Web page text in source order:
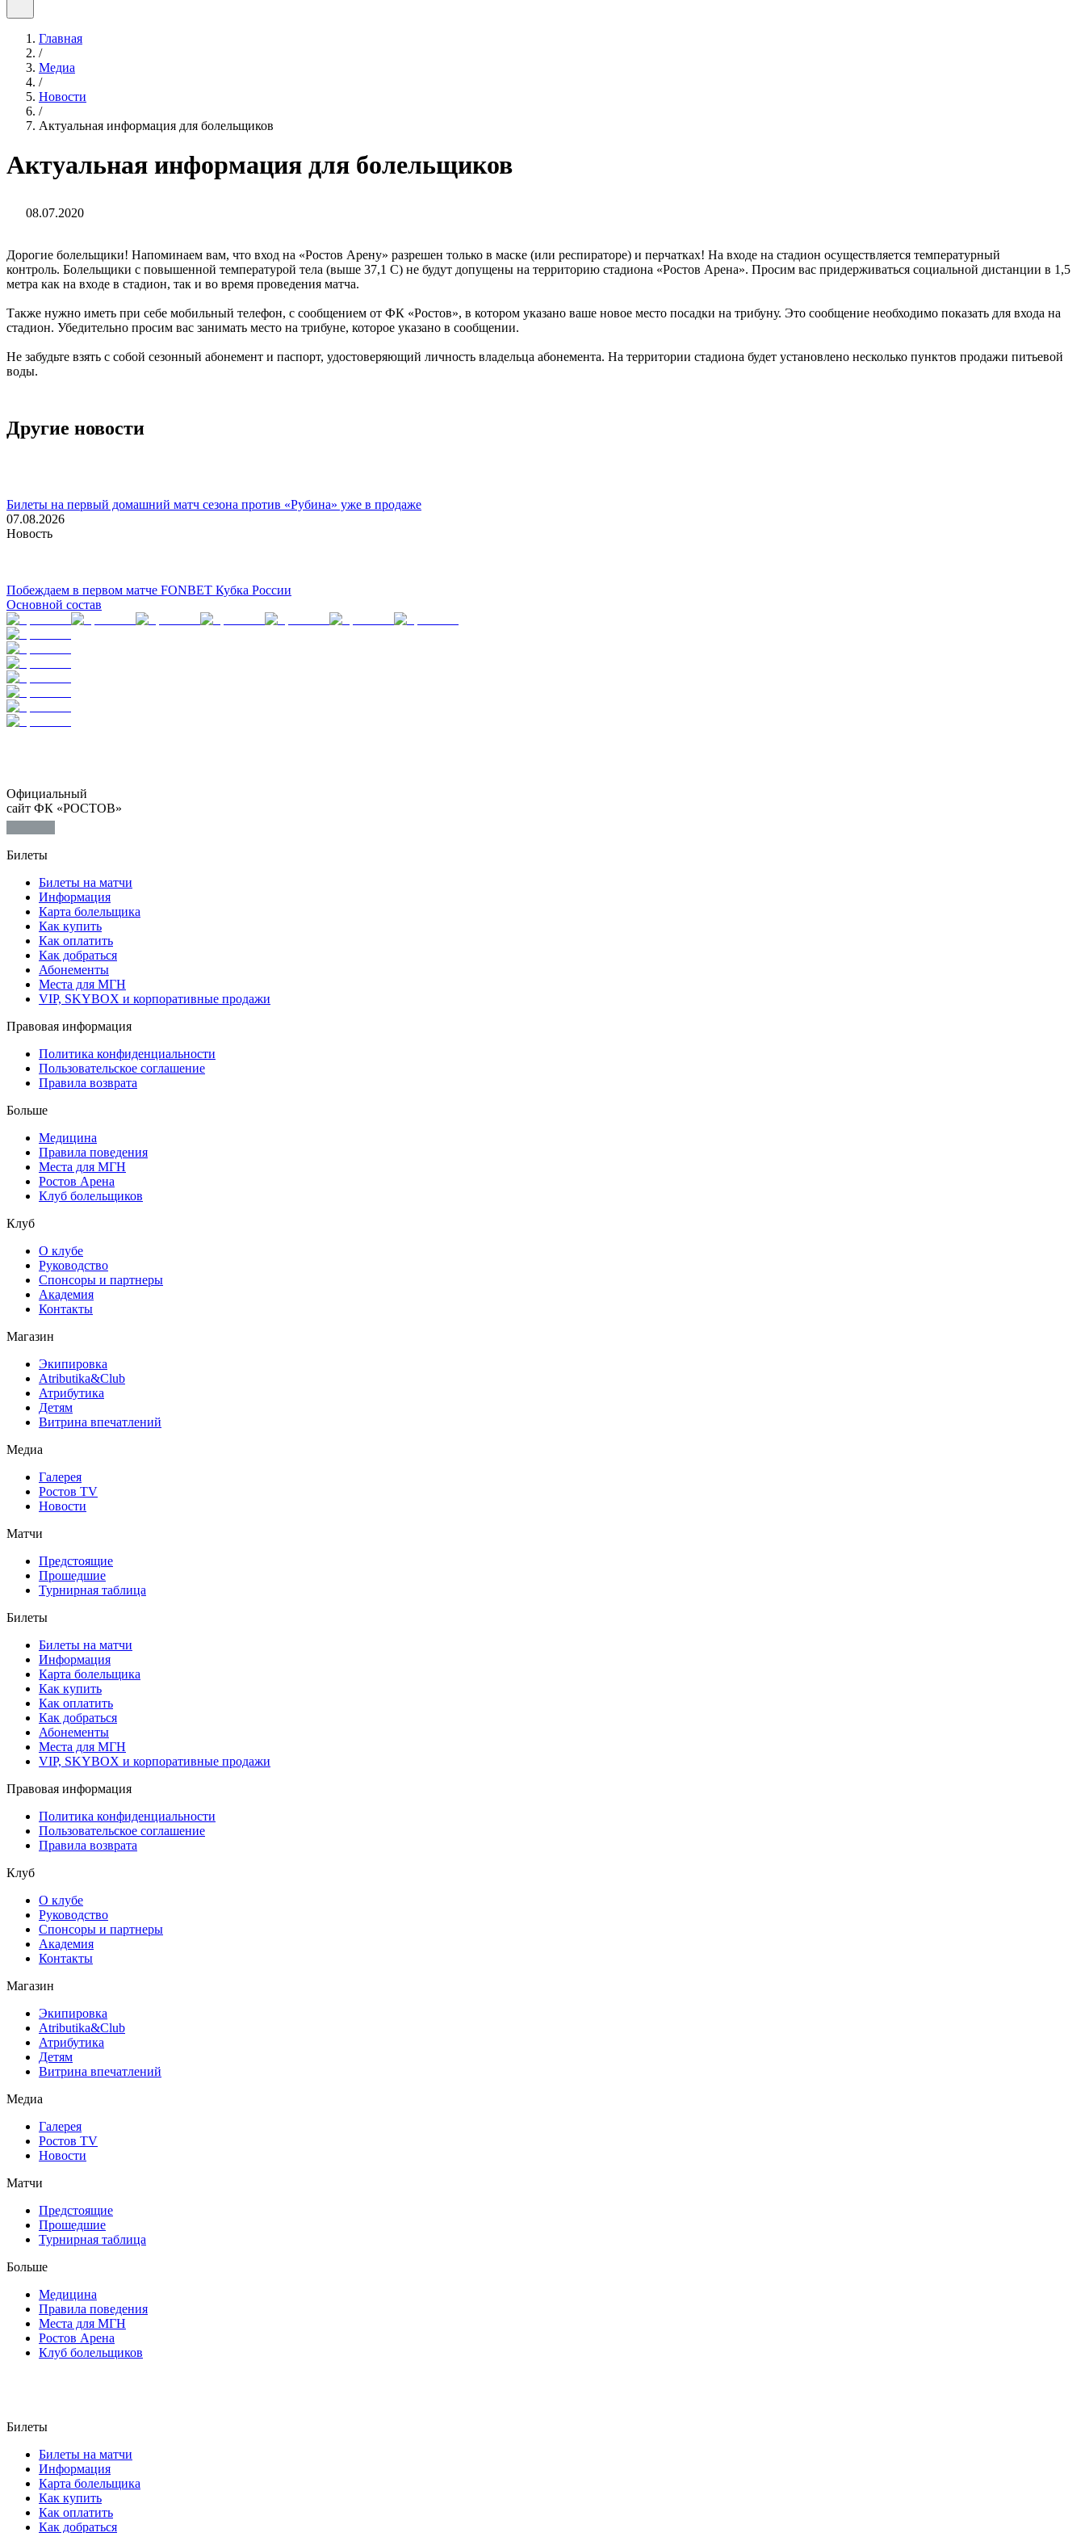
Главная
/
Медиа
/
Новости
/
Актуальная информация для болельщиков
Актуальная информация для болельщиков
08.07.2020
Дорогие болельщики! Напоминаем вам, что вход на «Ростов Арену» разрешен только в маске (или респираторе) и перчатках! На входе на стадион осуществляется температурный
контроль. Болельщики с повышенной температурой тела (выше 37,1 С) не будут допущены на территорию стадиона «Ростов Арена». Просим вас придерживаться социальной дистанции в 1,5
метра как на входе в стадион, так и во время проведения матча.
Также нужно иметь при себе мобильный телефон, с сообщением от ФК «Ростов», в котором указано ваше новое место посадки на трибуну. Это сообщение необходимо показать для входа на
стадион. Убедительно просим вас занимать место на трибуне, которое указано в сообщении.
Не забудьте взять с собой сезонный абонемент и паспорт, удостоверяющий личность владельца абонемента. На территории стадиона будет установлено несколько пунктов продажи питьевой
воды.
Другие новости
Билеты на первый домашний матч сезона против «Рубина» уже в продаже
07.08.2026
Новость
Побеждаем в первом матче FONBET Кубка России
Основной состав
Официальный
сайт ФК «РОСТОВ»
Билеты
Билеты на матчи
Информация
Карта болельщика
Как купить
Как оплатить
Как добраться
Абонементы
Места для МГН
VIP, SKYBOX и корпоративные продажи
Правовая информация
Политика конфиденциальности
Пользовательское соглашение
Правила возврата
Больше
Медицина
Правила поведения
Места для МГН
Ростов Арена
Клуб болельщиков
Клуб
О клубе
Руководство
Спонсоры и партнеры
Академия
Контакты
Магазин
Экипировка
Atributika&Club
Атрибутика
Детям
Витрина впечатлений
Медиа
Галерея
Ростов TV
Новости
Матчи
Предстоящие
Прошедшие
Турнирная таблица
Билеты
Билеты на матчи
Информация
Карта болельщика
Как купить
Как оплатить
Как добраться
Абонементы
Места для МГН
VIP, SKYBOX и корпоративные продажи
Правовая информация
Политика конфиденциальности
Пользовательское соглашение
Правила возврата
Клуб
О клубе
Руководство
Спонсоры и партнеры
Академия
Контакты
Магазин
Экипировка
Atributika&Club
Атрибутика
Детям
Витрина впечатлений
Медиа
Галерея
Ростов TV
Новости
Матчи
Предстоящие
Прошедшие
Турнирная таблица
Больше
Медицина
Правила поведения
Места для МГН
Ростов Арена
Клуб болельщиков
Билеты
Билеты на матчи
Информация
Карта болельщика
Как купить
Как оплатить
Как добраться